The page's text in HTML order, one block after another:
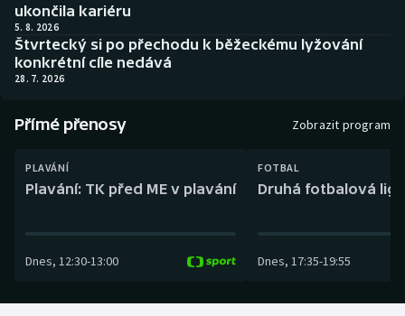
Boby a skeleton
Curling
Dostihy
Futsal
Golf
AZ kvíz
ukončila kariéru
5. 8. 2026
Štvrtecký si po přechodu k běžeckému lyžování
konkrétní cíle nedává
28. 7. 2026
Přímé přenosy Zobrazit program
PLAVÁNÍ
Plavání: TK před ME v plavání
Dnes, 12:30-13:00
FOTBAL
Druhá fotbalová
Dnes, 17:35-19:55